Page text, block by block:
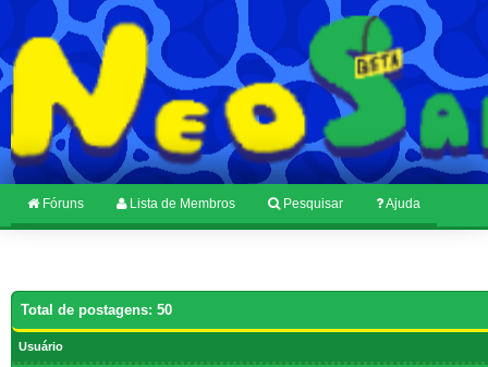
Fóruns Lista de Membros Pesquisar Ajuda
Total de postagens: 50
Usuário